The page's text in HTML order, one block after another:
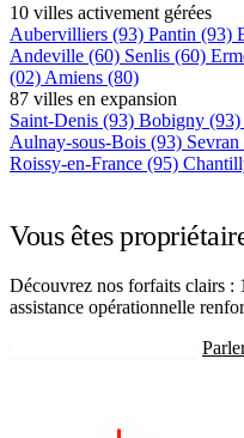
10 villes activement gérées
Aubervilliers (93) Pantin (93)
Andeville (60) Senlis (60)
(02) Amiens (80)
87 villes en expansion
Saint-Denis (93) Bobigny (93)
Aulnay-sous-Bois (93) Sevran
Roissy-en-France (95)
Vous êtes
Découvrez nos forfaits clairs :
assistance opérationnelle